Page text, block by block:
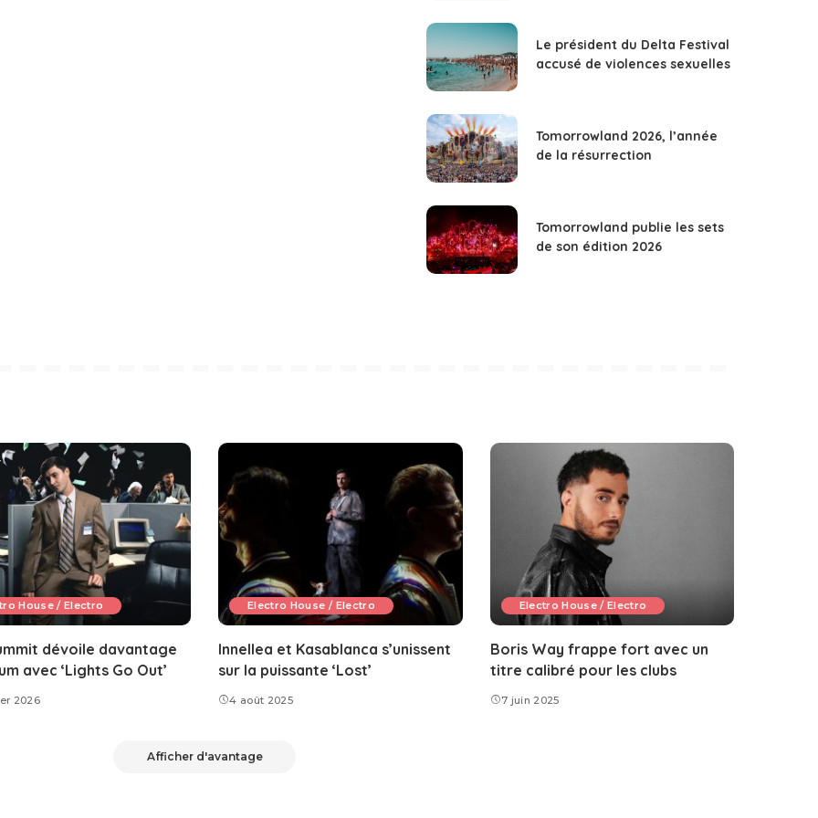
Le président du Delta Festival
accusé de violences sexuelles
Tomorrowland 2026, l’année
de la résurrection
Tomorrowland publie les sets
de son édition 2026
House / Electro
dévoile davantage
avec ‘Lights Go Out’
2026
Electro House / Electro
Innellea et Kasablanca s’unissent
sur la puissante ‘Lost’
4 août 2025
Electro House / Electro
Boris Way frappe fort avec un
titre calibré pour les clubs
7 juin 2025
Afficher d'avantage